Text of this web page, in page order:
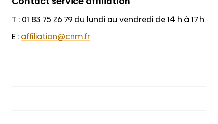
Contact service affiliation
T : 01 83 75 26 79 du lundi au vendredi de 14 h à 17 h
E : affiliation@cnm.fr